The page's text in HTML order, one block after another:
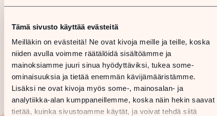
Tämä sivusto käyttää evästeitä
Meilläkin on evästeitä! Ne ovat kivoja meille ja teille, koska
niiden avulla voimme räätälöidä sisältöämme ja
mainoksiamme juuri sinua hyödyttäviksi, tukea some-
ominaisuuksia ja tietää enemmän kävijämääristämme.
Lisäksi ne ovat kivoja myös some-, mainosalan- ja
analytiikka-alan kumppaneillemme, koska näin hekin saavat
tietää, kuinka sivustoamme käytät, ja voivat tehdä siitä